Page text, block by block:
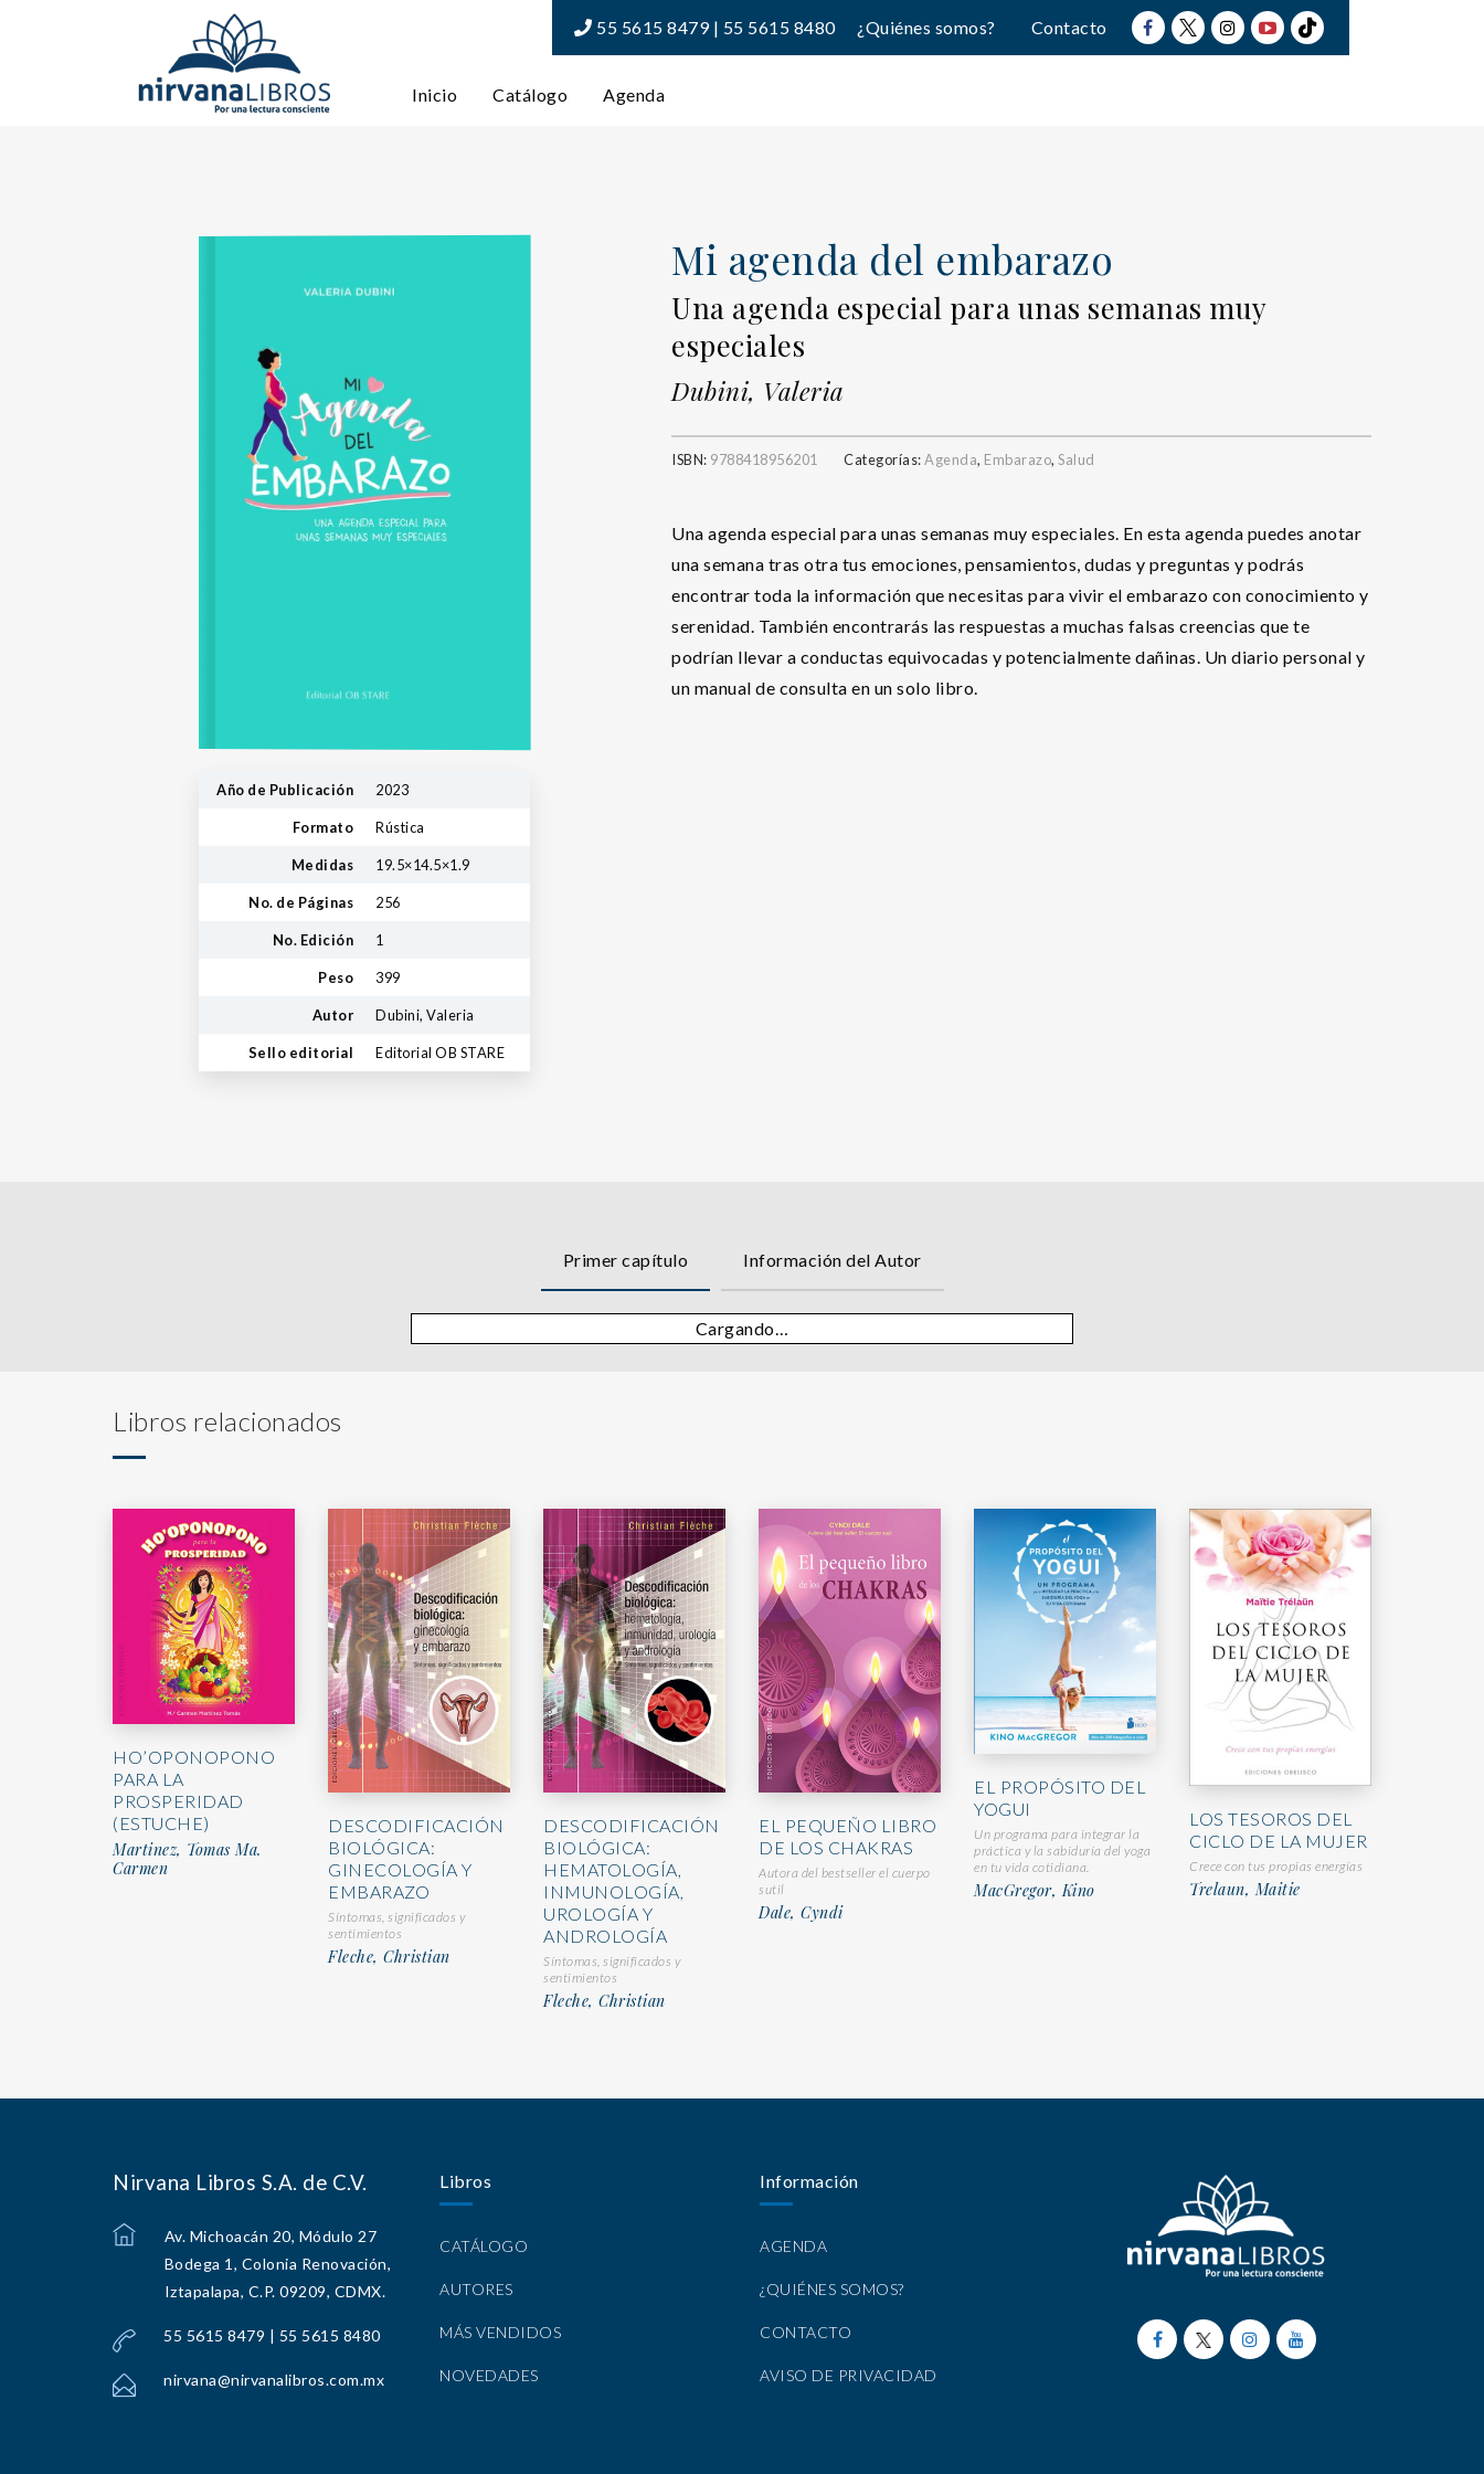
55 5615 8479 | 55 5615 8480 ¿Quiénes somos? Contacto
Inicio Catálogo Agenda
Año de Publicación 2023
Formato Rústica
Medidas 19.5×14.5×1.9
No. de Páginas 256
No. Edición 1
Peso 399
Autor Dubini, Valeria
Sello editorial Editorial OB STARE
Mi agenda del embarazo
Una agenda especial para unas semanas muy
especiales
Dubini, Valeria
ISBN: 9788418956201 Categorías:Agenda, Embarazo, Salud
Una agenda especial para unas semanas muy especiales. En esta agenda puedes anotar
una semana tras otra tus emociones, pensamientos, dudas y preguntas y podrás
encontrar toda la información que necesitas para vivir el embarazo con conocimiento y
serenidad. También encontrarás las respuestas a muchas falsas creencias que te
podrían llevar a conductas equivocadas y potencialmente dañinas. Un diario personal y
un manual de consulta en un solo libro.
Primer capítulo Información del Autor
Cargando…
Libros relacionados
HO’OPONOPONO
PARA LA
PROSPERIDAD
(ESTUCHE)
Martinez, Tomas Ma.
Carmen
DESCODIFICACIÓN
BIOLÓGICA:
GINECOLOGÍA Y
EMBARAZO
Síntomas, significados y
sentimientos
Fleche, Christian
DESCODIFICACIÓN
BIOLÓGICA:
HEMATOLOGÍA,
INMUNOLOGÍA,
UROLOGÍA Y
ANDROLOGÍA
Síntomas, significados y
sentimientos
Fleche, Christian
EL PEQUEÑO LIBRO
DE LOS CHAKRAS
Autora del bestseller el cuerpo
sutil
Dale, Cyndi
EL PROPÓSITO DEL
YOGUI
Un programa para integrar la
práctica y la sabiduría del yoga
en tu vida cotidiana.
MacGregor, Kino
LOS TESOROS DEL
CICLO DE LA MUJER
Crece con tus propias energías
Trelaun, Maitie
Nirvana Libros S.A. de C.V.
Av. Michoacán 20, Módulo 27
Bodega 1, Colonia Renovación,
Iztapalapa, C.P. 09209, CDMX.
55 5615 8479 | 55 5615 8480
nirvana@nirvanalibros.com.mx
Libros
CATÁLOGO
AUTORES
MÁS VENDIDOS
NOVEDADES
Información
AGENDA
¿QUIÉNES SOMOS?
CONTACTO
AVISO DE PRIVACIDAD